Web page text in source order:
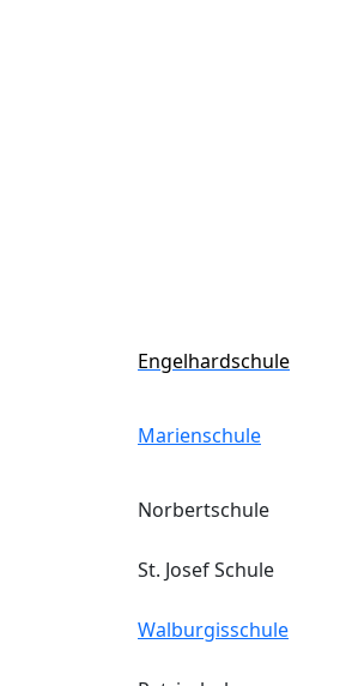
Engelhardschule
Marienschule
Norbertschule
St. Josef Schule
Walburgisschule